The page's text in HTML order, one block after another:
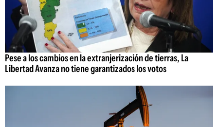
Pese a los cambios en la extranjerización de tierras, La
Libertad Avanza no tiene garantizados los votos